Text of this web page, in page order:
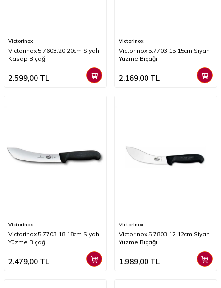
Victorinox
Victorinox 5.7603.20 20cm Siyah
Kasap Bıçağı
2.599,00 TL
Victorinox
Victorinox 5.7703.15 15cm Siyah
Yüzme Bıçağı
2.169,00 TL
Victorinox
Victorinox 5.7703.18 18cm Siyah
Yüzme Bıçağı
2.479,00 TL
Victorinox
Victorinox 5.7803.12 12cm Siyah
Yüzme Bıçağı
1.989,00 TL